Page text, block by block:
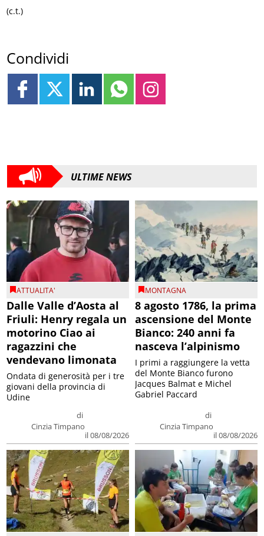
(c.t.)
Condividi
ULTIME NEWS
ATTUALITA'
Dalle Valle d’Aosta al
Friuli: Henry regala un
motorino Ciao ai
ragazzini che
vendevano limonata
di
Cinzia Timpano
il 08/08/2026
Ondata di generosità per i tre
giovani della provincia di
Udine
MONTAGNA
8 agosto 1786, la prima
ascensione del Monte
Bianco: 240 anni fa
nasceva l’alpinismo
di
Cinzia Timpano
il 08/08/2026
I primi a raggiungere la vetta
del Monte Bianco furono
Jacques Balmat e Michel
Gabriel Paccard